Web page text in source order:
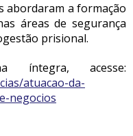
abordaram a formação
áreas de segurança
prisional.
acesse:
atuacao-da-
negocios